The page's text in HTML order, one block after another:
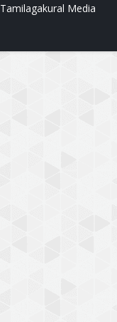
Tamilagakural Media